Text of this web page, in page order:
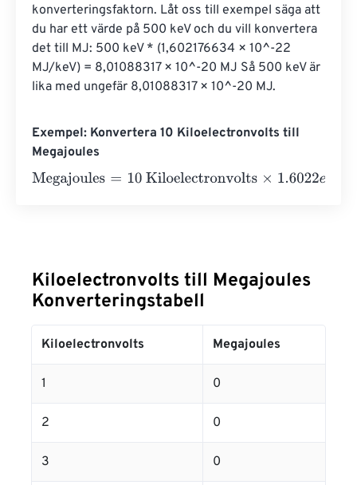
konverteringsfaktorn. Låt oss till exempel säga att
du har ett värde på 500 keV och du vill konvertera
det till MJ: 500 keV * (1,602176634 × 10^-22
MJ/keV) = 8,01088317 × 10^-20 MJ Så 500 keV är
lika med ungefär 8,01088317 × 10^-20 MJ.
Exempel: Konvertera 10 Kiloelectronvolts till
Megajoules
Megajoules= 10 Kiloelectronvolts×1.6022e 22=0
Kiloelectronvolts till Megajoules
Konverteringstabell
Kiloelectronvolts Megajoules
1 0
2 0
3 0